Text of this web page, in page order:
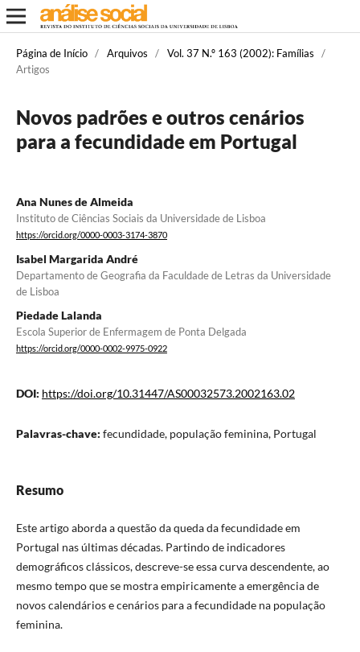
Página de Início / Arquivos / Vol. 37 N.º 163 (2002): Famílias
/
Artigos
Novos padrões e outros cenários
para a fecundidade em Portugal
Ana Nunes de Almeida
Instituto de Ciências Sociais da Universidade de Lisboa
https://orcid.org/0000-0003-3174-3870
Isabel Margarida André
Departamento de Geografia da Faculdade de Letras da Universidade
de Lisboa
Piedade Lalanda
Escola Superior de Enfermagem de Ponta Delgada
https://orcid.org/0000-0002-9975-0922
DOI: https://doi.org/10.31447/AS00032573.2002163.02
Palavras-chave: fecundidade, população feminina, Portugal
Resumo
Este artigo aborda a questão da queda da fecundidade em
Portugal nas últimas décadas. Partindo de indicadores
demográficos clássicos, descreve-se essa curva descendente, ao
mesmo tempo que se mostra empiricamente a emergência de
novos calendários e cenários para a fecundidade na população
feminina.